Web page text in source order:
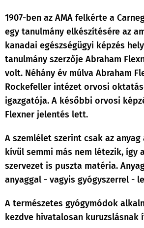
1907-ben az AMA felkérte a
egy tanulmány elkészítésére az
kanadai egészségügyi képzés
tanulmány szerzője Abraham
volt. Néhány év múlva Abraham
Rockefeller intézet orvosi
igazgatója. A későbbi orvosi
Flexner jelentés lett.
A szemlélet szerint csak az
kívül semmi más nem létezik, így
szervezet is puszta matéria.
anyaggal - vagyis gyógyszerrel -
A természetes gyógymódok
kezdve hivatalosan kuruzslásnak